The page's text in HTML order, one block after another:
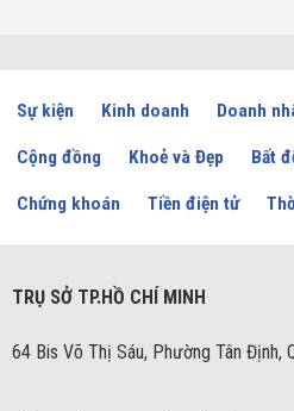
Sự kiện Kinh doanh Doanh
Cộng đồng Khoẻ và Đẹp Bất
Chứng khoán Tiền điện tử
TRỤ SỞ TP.HỒ CHÍ MINH
64 Bis Võ Thị Sáu, Phường Tân Định,